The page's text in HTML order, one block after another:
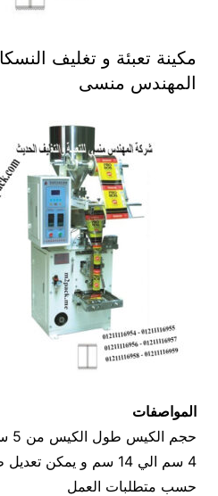
المهندس منسى
المواصفات
4 سم الي 14 سم و
حسب متطلبات العمل